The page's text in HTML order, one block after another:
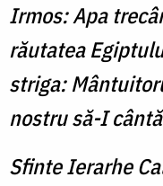
Irmos: Apa
răutatea
striga:
nostru să-I
Sfinte Ierarhe